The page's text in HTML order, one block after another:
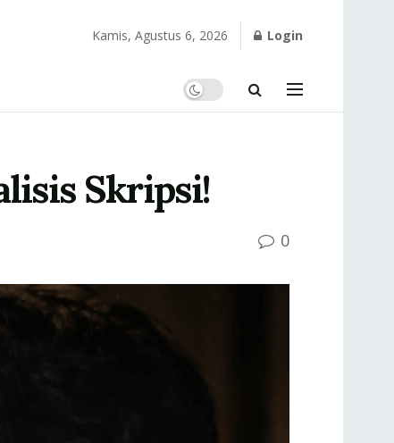
Kamis, Agustus 6, 2026 Login
Skripsi!
0